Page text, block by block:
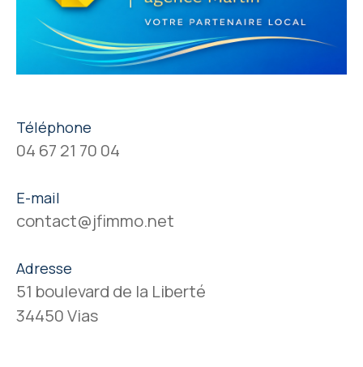
Téléphone
04 67 21 70 04
E-mail
contact@jfimmo.net
Adresse
51 boulevard de la Liberté
34450 Vias